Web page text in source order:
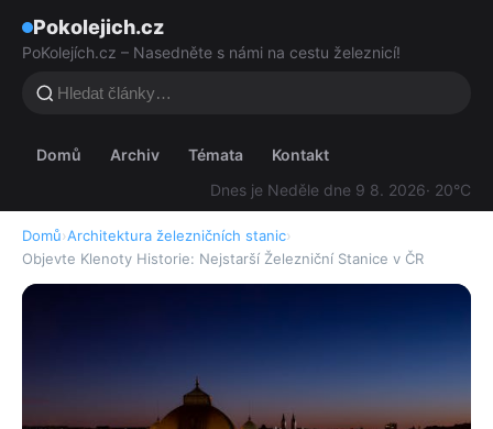
Pokolejich.cz
PoKolejích.cz – Nasedněte s námi na cestu železnicí!
Domů Archiv Témata
Kontakt
Dnes je Neděle dne 9 8. 2026· 20°C
Domů›Architektura železničních stanic›
Objevte Klenoty Historie: Nejstarší Železniční Stanice v ČR